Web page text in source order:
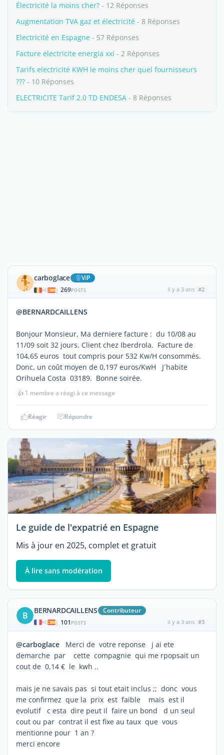
Électricité la moins cher? - 12 Réponses
Augmentation TVA gaz et électricité - 8 Réponses
Electricité en Espagne - 57 Réponses
Facture electricite energia xxi - 2 Réponses
Tarifs electricité KWH le moins cher quel fournisseurs
??? - 10 Réponses
ELECTRICITE Tarif 2.0 TD ENDESA - 8 Réponses
carboglace ViP
| 269POSTS il y a 3 ans #2
@BERNARDCAILLENS
Bonjour Monsieur, Ma derniere facture : du 10/08 au
11/09 soit 32 jours. Client chez Iberdrola. Facture de
104,65 euros tout compris pour 532 Kw/H consommés.
Donc, un coût moyen de 0,197 euros/KwH J´habite
Orihuela Costa 03189. Bonne soirée.
👍 1 membre a réagi à ce message
Réagir Répondre
Le guide de l'expatrié en Espagne
Mis à jour en 2025, complet et gratuit
À lire sans modération
B BERNARDCAILLENS Contributeur
| 101 POSTS il y a 3 ans #3
@carboglace Merci de votre reponse j ai ete
demarche par cette compagnie qui me rpopsait un
cout de 0,14 € le kwh ..
mais je ne savais pas si tout etait inclus ;; donc vous
me confirmez que la prix est faible mais est il
evolutif c esta dire peut il faire un bond d un seul
cout ou par contrat il est fixe au taux que vous
mentionne pour 1 an ?
merci encore